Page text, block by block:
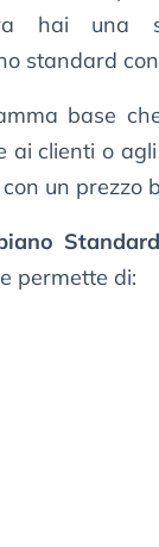
hai una
standard
base
ai clienti o
un prezzo
e permette di: